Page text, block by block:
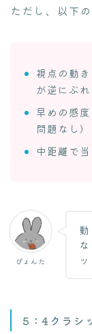
ただし、以下
視点の動
が逆にぶ
早めの感
問題なし）
中距離で
ぴょんた
5：4クラシ